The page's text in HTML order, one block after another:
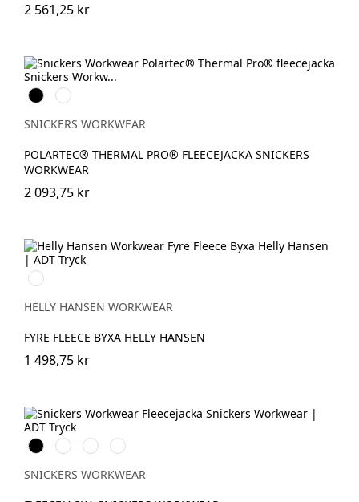
2 561,25 kr
Svart Mörk
marinblå
melerad
SNICKERS WORKWEAR
POLARTEC® THERMAL PRO® FLEECEJACKA SNICKERS
WORKWEAR
2 093,75 kr
950
EBONY
HELLY HANSEN WORKWEAR
FYRE FLEECE BYXA HELLY HANSEN
1 498,75 kr
Svart Khakigrön/Svart
Grå/SvartDjupblå/Svart
SNICKERS WORKWEAR